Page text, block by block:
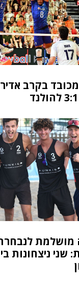
בקרב
מושלמת
שני ניצחונות